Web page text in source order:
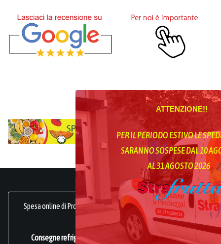
ATTENZIONE!!
PER IL PERIODO ESTIVO LE
SARANNO SOSPESE DAL 10
AL 31 AGOSTO 2026
Spesa online di Prodotti Ortofrutticoli, sani, freschi e genuini.
frutta online.
Consegne refrigerate a domicilio in tutta Italia.Azienda